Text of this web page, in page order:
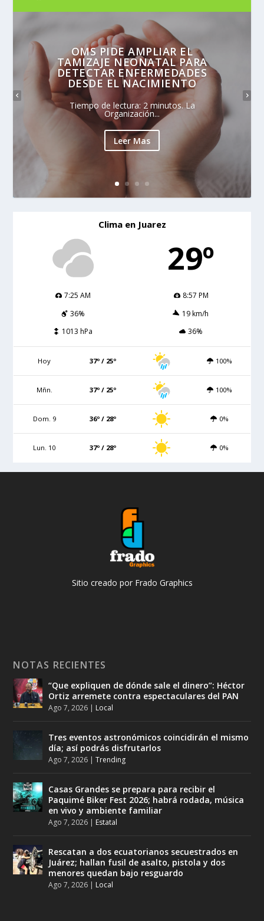
OMS PIDE AMPLIAR EL
TAMIZAJE NEONATAL PARA
DETECTAR ENFERMEDADES
DESDE EL NACIMIENTO
Tiempo de lectura: 2 minutos. La
Organización...
Leer Mas
Clima en Juarez
29º
7:25 AM
8:57 PM
36%
19 km/h
1013 hPa
36%
Hoy 37º / 25º 100%
Mñn. 37º / 25º 100%
Dom. 9 36º / 28º 0%
Lun. 10 37º / 28º 0%
Sitio creado por Frado Graphics
NOTAS RECIENTES
“Que expliquen de dónde sale el dinero”: Héctor
Ortiz arremete contra espectaculares del PAN
Ago 7, 2026 | Local
Tres eventos astronómicos coincidirán el mismo
día; así podrás disfrutarlos
Ago 7, 2026 |Trending
Casas Grandes se prepara para recibir el
Paquimé Biker Fest 2026; habrá rodada, música
en vivo y ambiente familiar
Ago 7, 2026 | Estatal
Rescatan a dos ecuatorianos secuestrados en
Juárez; hallan fusil de asalto, pistola y dos
menores quedan bajo resguardo
Ago 7, 2026 | Local